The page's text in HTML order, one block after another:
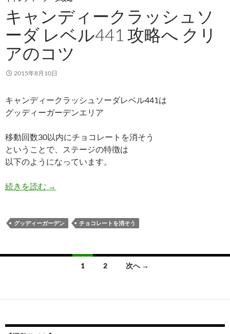
キャンディークラッシュソ
ーダ レベル441 攻略へ クリ
アのコツ
2015年8月10日
キャンディークラッシュソーダレベル441は
グッディーガーデンエリア
移動回数30以内にチョコレートを消そう
ということで、ステージの特徴は
以下のようになっています。
続きを読む キャンディークラッシュソーダ レベル441 攻略
→
グッディーガーデン チョコレートを消そう
ナ
1 2 次へ →